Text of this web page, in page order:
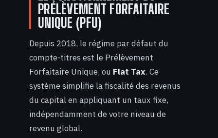
PRÉLÈVEMENT FORFAITAIRE
UNIQUE (PFU)
Depuis 2018, le régime par défaut du
compte-titres est le Prélèvement
Forfaitaire Unique, ou Flat Tax. Ce
système simplifie la fiscalité des revenus
du capital en appliquant un taux fixe,
indépendamment de votre niveau de
revenu global.